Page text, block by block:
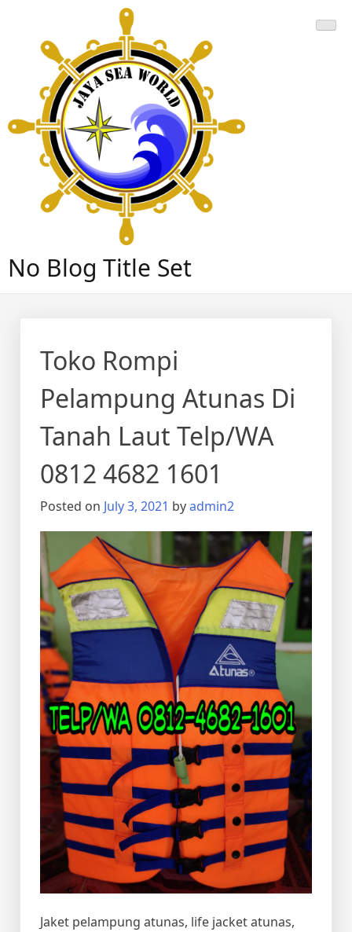
content
No Blog Title Set
Toko Rompi
Pelampung Atunas Di
Tanah Laut Telp/WA
0812 4682 1601
Posted on July 3, 2021 byadmin2
Jaket pelampung atunas, life jacket atunas,